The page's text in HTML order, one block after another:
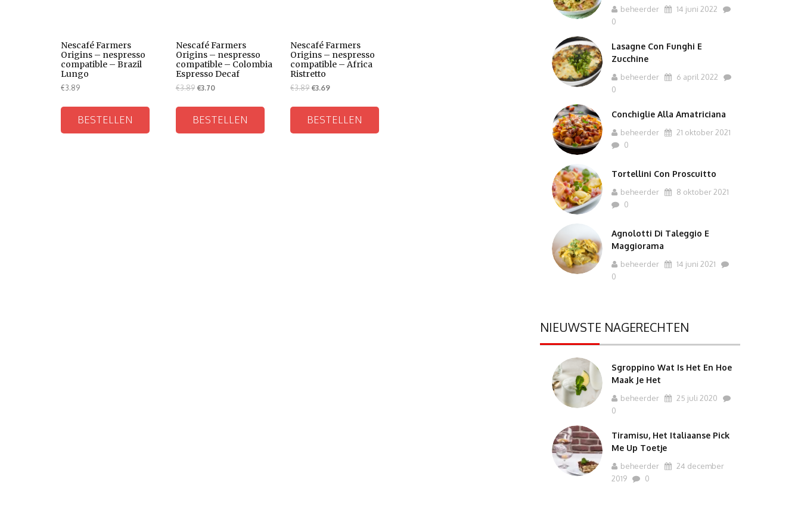
Nescafé Farmers
Origins – nespresso
compatible – Brazil
Lungo
€3.89
BESTELLEN
Nescafé Farmers
Origins – nespresso
compatible – Colombia
Espresso Decaf
€3.89 €3.70
BESTELLEN
Nescafé Farmers
Origins – nespresso
compatible – Africa
Ristretto
€3.89 €3.69
BESTELLEN
beheerder
14 juni 2022
0
Lasagne Con Funghi E
Zucchine
beheerder
6 april 2022
0
Conchiglie Alla Amatriciana
beheerder
21 oktober 2021
0
Tortellini Con Proscuitto
beheerder
8 oktober 2021
0
Agnolotti Di Taleggio E
Maggiorama
beheerder
14 juni 2021
0
NIEUWSTE NAGERECHTEN
Sgroppino Wat Is Het En Hoe
Maak Je Het
beheerder
25 juli 2020
0
Tiramisu, Het Italiaanse Pick
Me Up Toetje
beheerder
24 december
2019
0